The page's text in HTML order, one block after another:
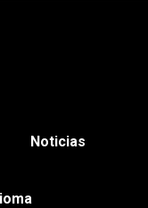
Noticias